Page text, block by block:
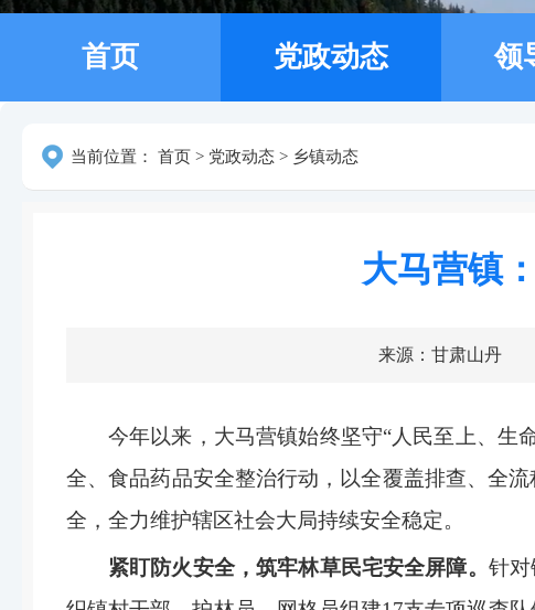
首页 党政动态 领
当前位置： 首页 > 党政动态 > 乡镇动态
大马营镇
来源：甘肃山丹
今年以来，大马营镇始终坚守“人民至上、生
全、食品药品安全整治行动，以全覆盖排查、全
全，全力维护辖区社会大局持续安全稳定。
紧盯防火安全，筑牢林草民宅安全屏障。 针